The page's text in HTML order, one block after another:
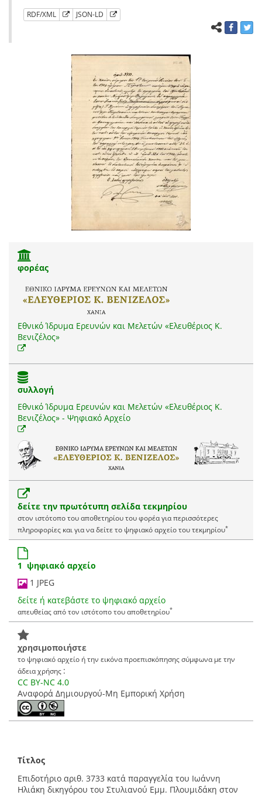
RDF/XML JSON-LD
φορέας
Εθνικό Ίδρυμα Ερευνών και Μελετών «Ελευθέριος Κ.
Βενιζέλος»
συλλογή
Εθνικό Ίδρυμα Ερευνών και Μελετών «Ελευθέριος Κ.
Βενιζέλος» - Ψηφιακό Αρχείο
δείτε την πρωτότυπη σελίδα τεκμηρίου
στον ιστότοπο του αποθετηρίου του φορέα για περισσότερες
πληροφορίες και για να δείτε το ψηφιακό αρχείο του τεκμηρίου*
1 ψηφιακό αρχείο
1 JPEG
δείτε ή κατεβάστε το ψηφιακό αρχείο
απευθείας από τον ιστότοπο του αποθετηρίου*
χρησιμοποιήστε
το ψηφιακό αρχείο ή την εικόνα προεπισκόπησης σύμφωνα με την
άδεια χρήσης :
CC BY-NC 4.0
Αναφορά Δημιουργού-Μη Εμπορική Χρήση
Τίτλος
Επιδοτήριο αριθ. 3733 κατά παραγγελία του Ιωάννη
Ηλιάκη δικηγόρου του Στυλιανού Εμμ. Πλουμιδάκη στον